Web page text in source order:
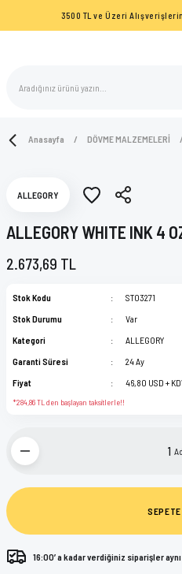
3500 TL ve Üzeri
Anasayfa DÖVME MALZEMELERİ
ALLEGORY
ALLEGORY WHITE INK 4
2.673,69 TL
Stok Kodu
ST03271
Stok Durumu
Var
Kategori
ALLEGORY
Garanti Süresi
24 Ay
Fiyat
46,80 USD +
*284,86 TL den başlayan taksitlerle!!
SEPETE
16:00’ a kadar verdiğiniz siparişler